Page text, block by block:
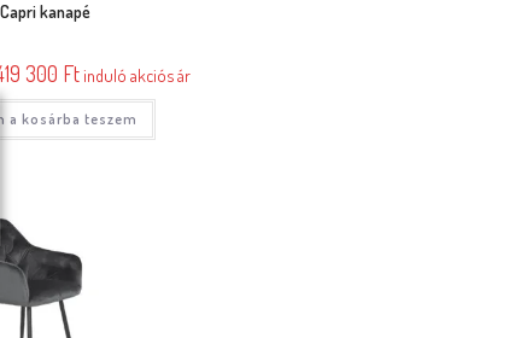
Capri kanapé
300 Ftinduló akciós ár
a kosárba teszem